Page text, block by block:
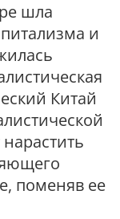
шла
и
Китай
поменяв ее